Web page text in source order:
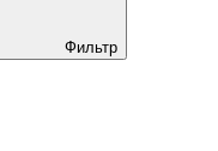
Фильтр